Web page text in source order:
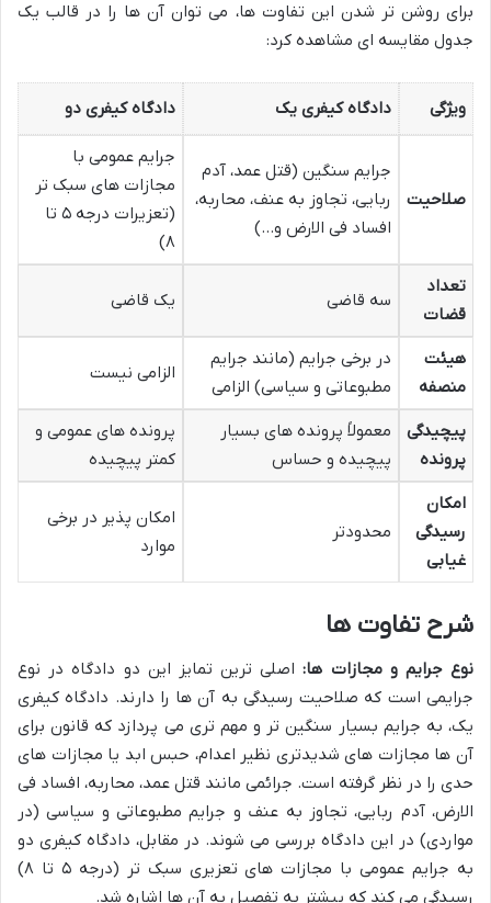
برای روشن تر شدن این تفاوت ها، می توان آن ها را در قالب یک
جدول مقایسه ای مشاهده کرد:
ویژگی دادگاه کیفری یک دادگاه کیفری دو
صلاحیت
جرایم سنگین (قتل عمد، آدم
ربایی، تجاوز به عنف، محاربه،
افساد فی الارض و…)
جرایم عمومی با
مجازات های سبک تر
(تعزیرات درجه ۵ تا
۸)
تعداد
قضات
سه قاضی یک قاضی
هیئت
منصفه
در برخی جرایم (مانند جرایم
مطبوعاتی و سیاسی) الزامی
الزامی نیست
پیچیدگی
پرونده
معمولاً پرونده های بسیار
پیچیده و حساس
پرونده های عمومی و
کمتر پیچیده
امکان
رسیدگی
غیابی
محدودتر
امکان پذیر در برخی
موارد
شرح تفاوت ها
نوع جرایم و مجازات ها:اصلی ترین تمایز این دو دادگاه در نوع
جرایمی است که صلاحیت رسیدگی به آن ها را دارند. دادگاه کیفری
یک، به جرایم بسیار سنگین تر و مهم تری می پردازد که قانون برای
آن ها مجازات های شدیدتری نظیر اعدام، حبس ابد یا مجازات های
حدی را در نظر گرفته است. جرائمی مانند قتل عمد، محاربه، افساد فی
الارض، آدم ربایی، تجاوز به عنف و جرایم مطبوعاتی و سیاسی (در
مواردی) در این دادگاه بررسی می شوند. در مقابل، دادگاه کیفری دو
به جرایم عمومی با مجازات های تعزیری سبک تر (درجه ۵ تا ۸)
رسیدگی می کند که پیشتر به تفصیل به آن ها اشاره شد.